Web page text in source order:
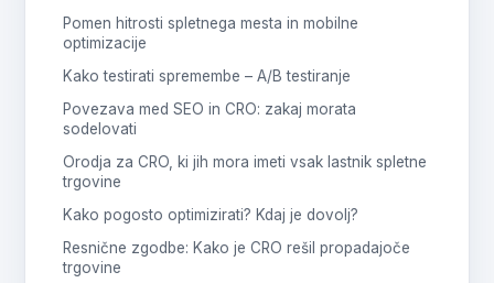
Pomen hitrosti spletnega mesta in mobilne
optimizacije
Kako testirati spremembe – A/B testiranje
Povezava med SEO in CRO: zakaj morata
sodelovati
Orodja za CRO, ki jih mora imeti vsak lastnik spletne
trgovine
Kako pogosto optimizirati? Kdaj je dovolj?
Resnične zgodbe: Kako je CRO rešil propadajoče
trgovine